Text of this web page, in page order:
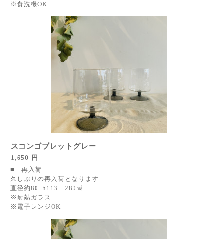
※食洗機OK
スコンゴブレットグレー
1,650 円
■ 再入荷
久しぶりの再入荷となります
直径約80 h113 280㎖
※耐熱ガラス
※電子レンジOK